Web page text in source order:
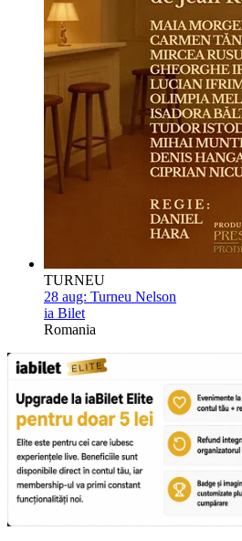
TURNEU
28 aug: Turneu Nelson
ia Bilet
Romania